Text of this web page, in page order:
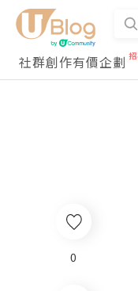
社群創作有價企劃
0